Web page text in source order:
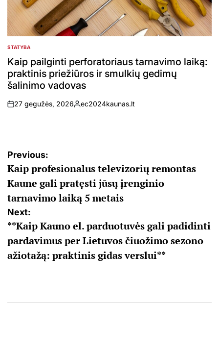
POSTED
IN
STATYBA
Kaip pailginti perforatoriaus tarnavimo laiką:
praktinis priežiūros ir smulkių gedimų
šalinimo vadovas
on
27 gegužės, 2026
Posted
ec2024kaunas.lt
Navigacija
tarp
įrašų
Previous:
Kaip profesionalus televizorių remontas
Kaune gali pratęsti jūsų įrenginio
tarnavimo laiką 5 metais
Next:
**Kaip Kauno el. parduotuvės gali padidinti
pardavimus per Lietuvos čiuožimo sezono
ažiotažą: praktinis gidas verslui**